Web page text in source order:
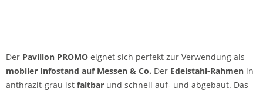
Der Pavillon PROMO eignet sich perfekt zur Verwendung als
mobiler Infostand auf Messen & Co. Der Edelstahl-Rahmen in
anthrazit-grau ist faltbar und schnell auf- und abgebaut. Das